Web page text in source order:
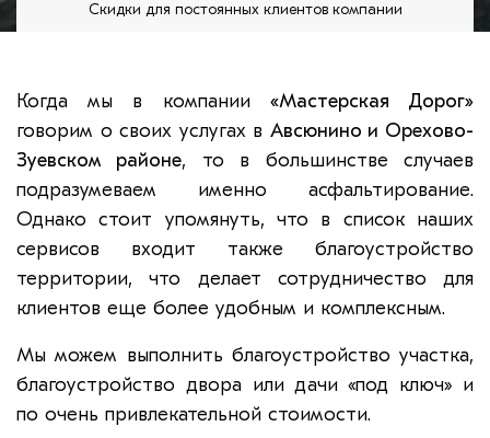
Скидки для постоянных клиентов компании
Когда мы в компании «Мастерская Дорог»
говорим о своих услугах в Авсюнино и Орехово-
Зуевском районе, то в большинстве случаев
подразумеваем именно асфальтирование.
Однако стоит упомянуть, что в список наших
сервисов входит также благоустройство
территории, что делает сотрудничество для
клиентов еще более удобным и комплексным.
Мы можем выполнить благоустройство участка,
благоустройство двора или дачи «под ключ» и
по очень привлекательной стоимости.